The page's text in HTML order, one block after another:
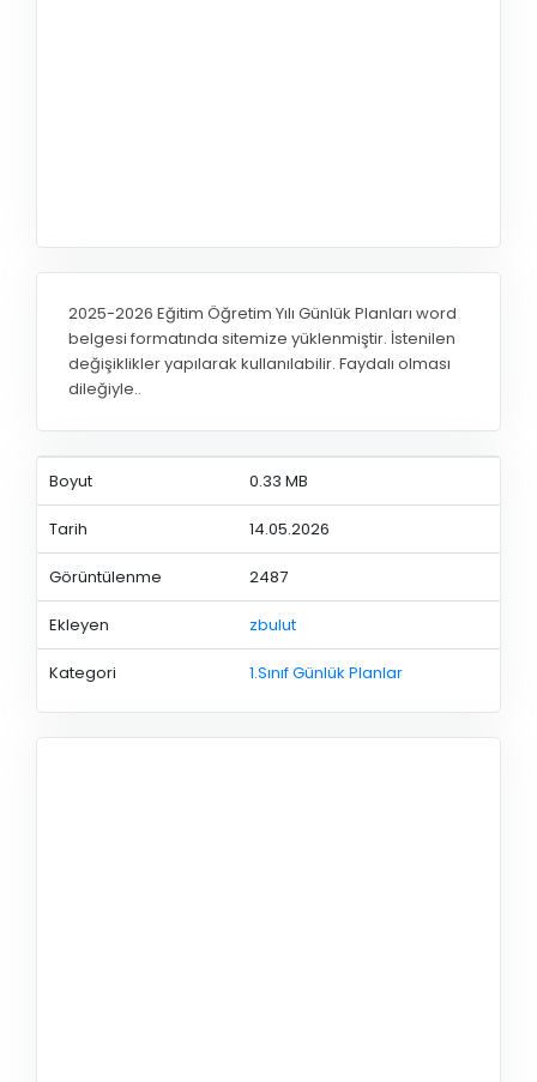
2025-2026 Eğitim Öğretim Yılı Günlük Planları word
belgesi formatında sitemize yüklenmiştir. İstenilen
değişiklikler yapılarak kullanılabilir. Faydalı olması
dileğiyle..
Boyut 0.33 MB
Tarih 14.05.2026
Görüntülenme 2487
Ekleyen zbulut
Kategori 1.Sınıf Günlük Planlar